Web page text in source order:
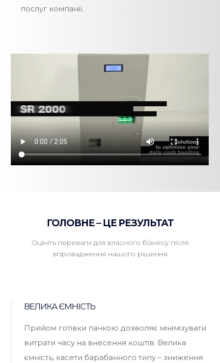
послуг компанії.
ГОЛОВНЕ – ЦЕ РЕЗУЛЬТАТ
Оцініть переваги для власного бізнесу після
впровадження нашого рішення
ВЕЛИКА ЄМНІСТЬ
Прийом готівки пачкою дозволяє мінімізувати
витрати часу на внесення коштів. Велика
ємність, касети барабанного типу – зниження